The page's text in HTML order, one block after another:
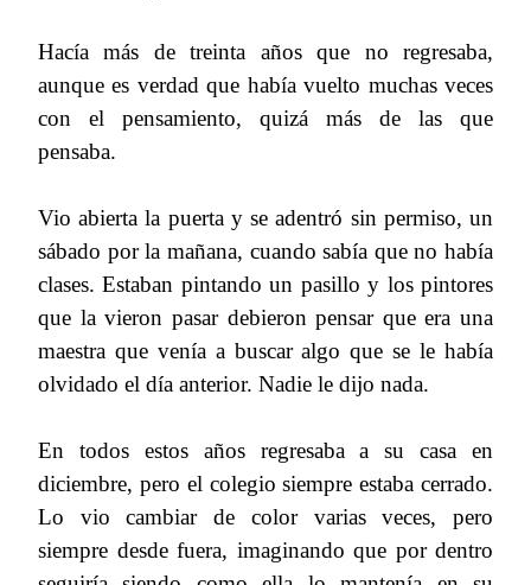
Hacía más de treinta años que no regresaba,
aunque es verdad que había vuelto muchas veces
con el pensamiento, quizá más de las que
pensaba.
Vio abierta la puerta y se adentró sin permiso, un
sábado por la mañana, cuando sabía que no había
clases. Estaban pintando un pasillo y los pintores
que la vieron pasar debieron pensar que era una
maestra que venía a buscar algo que se le había
olvidado el día anterior. Nadie le dijo nada.
En todos estos años regresaba a su casa en
diciembre, pero el colegio siempre estaba cerrado.
Lo vio cambiar de color varias veces, pero
siempre desde fuera, imaginando que por dentro